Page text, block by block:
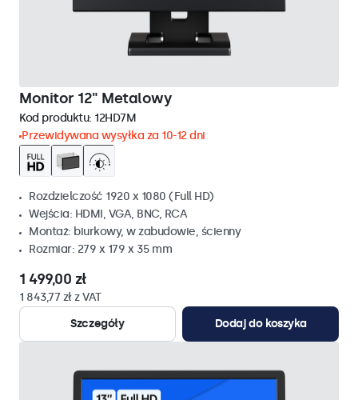
Monitor 12" Metalowy
Kod produktu: 12HD7M
Przewidywana wysyłka za 10-12 dni
Rozdzielczość 1920 x 1080 (Full HD)
Wejścia: HDMI, VGA, BNC, RCA
Montaż: biurkowy, w zabudowie, ścienny
Rozmiar: 279 x 179 x 35 mm
1 499,00 zł
1 843,77 zł z VAT
Szczegóły
Dodaj do koszyka